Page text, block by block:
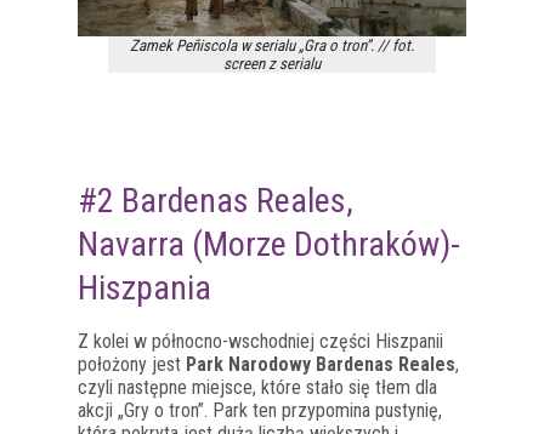
Zamek Peñiscola w serialu „Gra o tron”. // fot.
screen z serialu
#2 Bardenas Reales,
Navarra (Morze Dothraków)-
Hiszpania
Z kolei w północno-wschodniej części Hiszpanii
położony jest Park Narodowy Bardenas Reales,
czyli następne miejsce, które stało się tłem dla
akcji „Gry o tron”. Park ten przypomina pustynię,